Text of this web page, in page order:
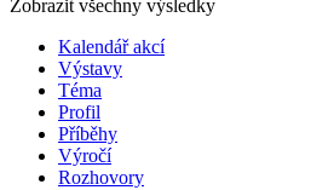
Zobrazit všechny výsledky
Kalendář akcí
Výstavy
Téma
Profil
Příběhy
Výročí
Rozhovory